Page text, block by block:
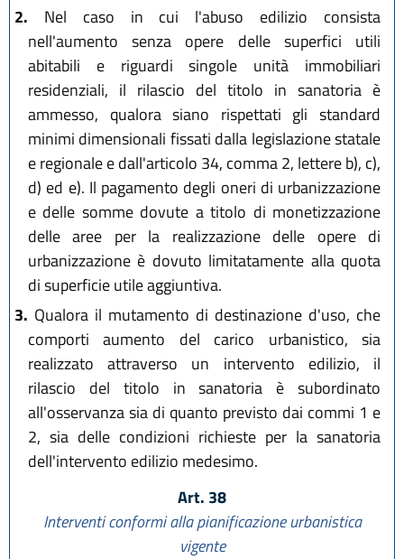
2. Nel caso in cui l'abuso edilizio consista
nell'aumento senza opere delle superfici utili
abitabili e riguardi singole unità immobiliari
residenziali, il rilascio del titolo in sanatoria è
ammesso, qualora siano rispettati gli standard
minimi dimensionali fissati dalla legislazione statale
e regionale e dall'articolo 34, comma 2, lettere b), c),
d) ed e). Il pagamento degli oneri di urbanizzazione
e delle somme dovute a titolo di monetizzazione
delle aree per la realizzazione delle opere di
urbanizzazione è dovuto limitatamente alla quota
di superficie utile aggiuntiva.
3. Qualora il mutamento di destinazione d'uso, che
comporti aumento del carico urbanistico, sia
realizzato attraverso un intervento edilizio, il
rilascio del titolo in sanatoria è subordinato
all'osservanza sia di quanto previsto dai commi 1 e
2, sia delle condizioni richieste per la sanatoria
dell'intervento edilizio medesimo.
Art. 38
Interventi conformi alla pianificazione urbanistica
vigente